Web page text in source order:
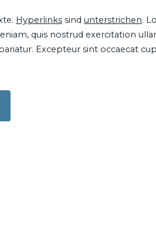
Hyperlinks sind unterstrichen.
quis nostrud exercitation
Excepteur sint occaecat